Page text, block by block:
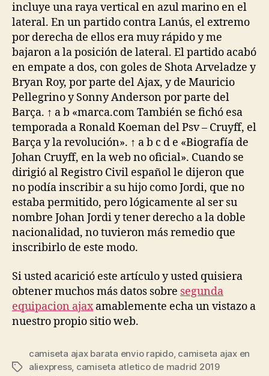
incluye una raya vertical en azul marino en el
lateral. En un partido contra Lanús, el extremo
por derecha de ellos era muy rápido y me
bajaron a la posición de lateral. El partido acabó
en empate a dos, con goles de Shota Arveladze y
Bryan Roy, por parte del Ajax, y de Mauricio
Pellegrino y Sonny Anderson por parte del
Barça. ↑ a b «marca.com También se fichó esa
temporada a Ronald Koeman del Psv – Cruyff, el
Barça y la revolución». ↑ a b c d e «Biografía de
Johan Cruyff, en la web no oficial». Cuando se
dirigió al Registro Civil español le dijeron que
no podía inscribir a su hijo como Jordi, que no
estaba permitido, pero lógicamente al ser su
nombre Johan Jordi y tener derecho a la doble
nacionalidad, no tuvieron más remedio que
inscribirlo de este modo.
Si usted acarició este artículo y usted quisiera
obtener muchos más datos sobre segunda
equipacion ajaxamablemente echa un vistazo a
nuestro propio sitio web.
Etiquetas
camiseta ajax barata envio rapido, camiseta ajax en
aliexpress, camiseta atletico de madrid 2019